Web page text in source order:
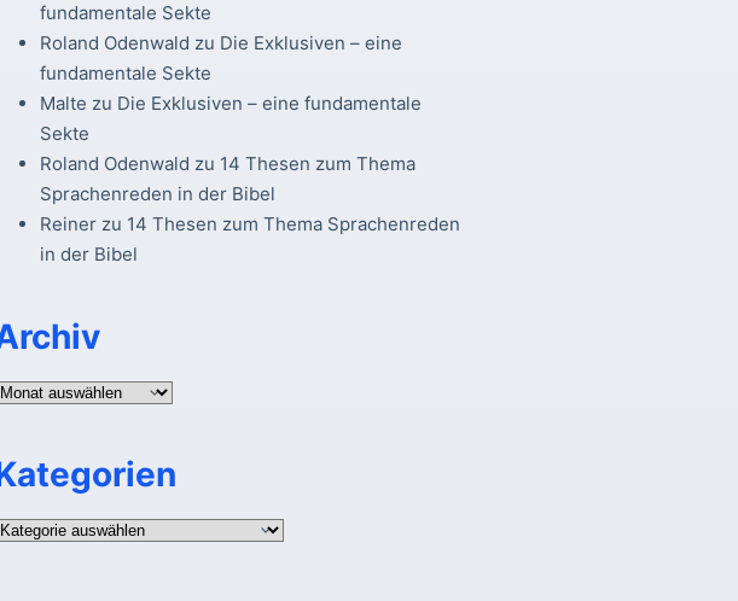
fundamentale Sekte
Roland Odenwald zu Die Exklusiven – eine
fundamentale Sekte
Malte zu Die Exklusiven – eine fundamentale
Sekte
Roland Odenwald zu 14 Thesen zum Thema
Sprachenreden in der Bibel
Reinerzu 14 Thesen zum Thema Sprachenreden
in der Bibel